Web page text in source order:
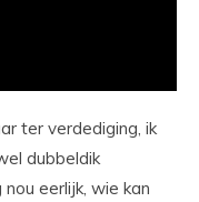
ter verdediging, ik
dubbeldik
eerlijk, wie kan